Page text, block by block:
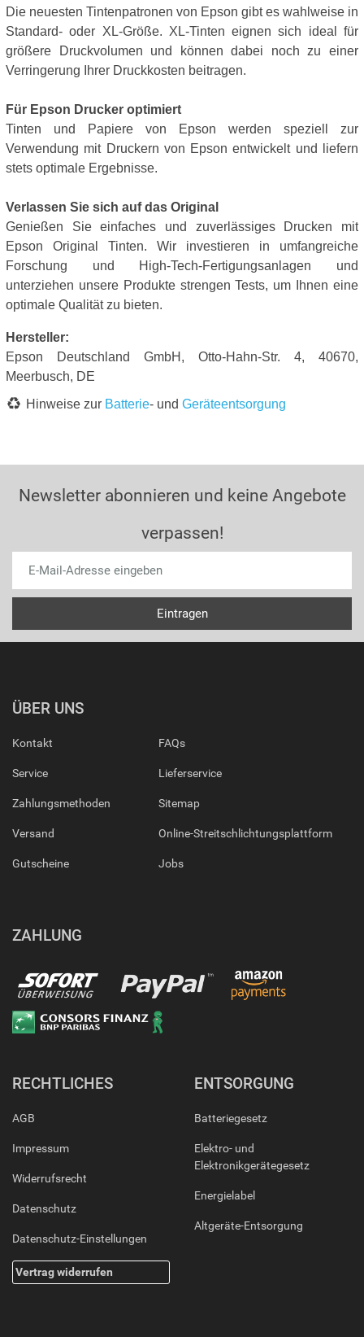
Die neuesten Tintenpatronen von Epson gibt es wahlweise in
Standard- oder XL-Größe. XL-Tinten eignen sich ideal für
größere Druckvolumen und können dabei noch zu einer
Verringerung Ihrer Druckkosten beitragen.
Für Epson Drucker optimiert
Tinten und Papiere von Epson werden speziell zur
Verwendung mit Druckern von Epson entwickelt und liefern
stets optimale Ergebnisse.
Verlassen Sie sich auf das Original
Genießen Sie einfaches und zuverlässiges Drucken mit
Epson Original Tinten. Wir investieren in umfangreiche
Forschung und High-Tech-Fertigungsanlagen und
unterziehen unsere Produkte strengen Tests, um Ihnen eine
optimale Qualität zu bieten.
Hersteller:
Epson Deutschland GmbH, Otto-Hahn-Str. 4, 40670,
Meerbusch, DE
Hinweise zur Batterie- und Geräteentsorgung
Newsletter abonnieren und keine Angebote
verpassen!
ÜBER UNS
Kontakt
Service
Zahlungsmethoden
Versand
Gutscheine
FAQs
Lieferservice
Sitemap
Online-Streitschlichtungsplattform
Jobs
ZAHLUNG
RECHTLICHES
AGB
Impressum
Widerrufsrecht
Datenschutz
Datenschutz-Einstellungen
Vertrag widerrufen
ENTSORGUNG
Batteriegesetz
Elektro- und
Elektronikgerätegesetz
Energielabel
Altgeräte-Entsorgung